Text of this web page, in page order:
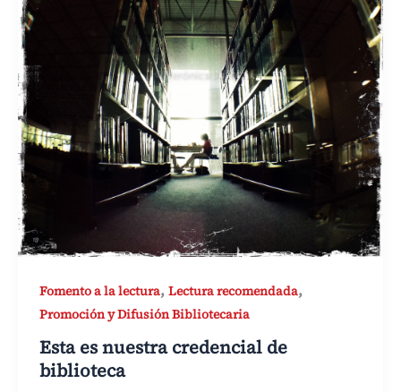
Fomento a la lectura, Lectura recomendada,
Promoción y Difusión Bibliotecaria
Esta es nuestra credencial de
biblioteca